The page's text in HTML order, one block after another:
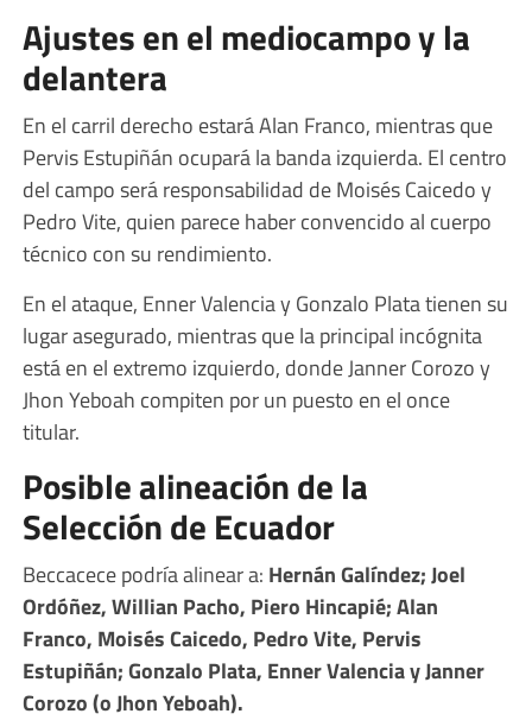
Ajustes en el mediocampo y la
delantera
En el carril derecho estará Alan Franco, mientras que
Pervis Estupiñán ocupará la banda izquierda. El centro
del campo será responsabilidad de Moisés Caicedo y
Pedro Vite, quien parece haber convencido al cuerpo
técnico con su rendimiento.
En el ataque, Enner Valencia y Gonzalo Plata tienen su
lugar asegurado, mientras que la principal incógnita
está en el extremo izquierdo, donde Janner Corozo y
Jhon Yeboah compiten por un puesto en el once
titular.
Posible alineación de la
Selección de Ecuador
Beccacece podría alinear a: Hernán Galíndez; Joel
Ordóñez, Willian Pacho, Piero Hincapié; Alan
Franco, Moisés Caicedo, Pedro Vite, Pervis
Estupiñán; Gonzalo Plata, Enner Valencia y Janner
Corozo (o Jhon Yeboah).